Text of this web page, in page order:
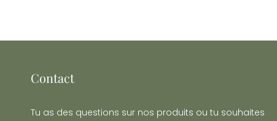
Contact
Tu as des questions sur nos produits ou tu souhaites